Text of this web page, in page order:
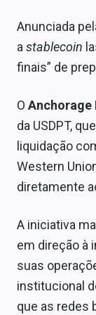
Anunciada
astablecoin
finais” de
O Anchorage
da USDPT,
liquidação
Western
diretamente
A iniciativa
em direção à
suas
institucional
que as redes